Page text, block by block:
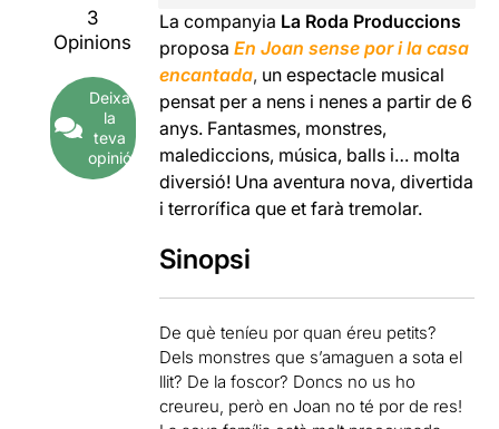
3
Opinions
Deixa
la
teva
opinió
La companyia La Roda Produccions
proposaEn Joan sense por i la casa
encantada, un espectacle musical
pensat per a nens i nenes a partir de 6
anys. Fantasmes, monstres,
malediccions, música, balls i… molta
diversió! Una aventura nova, divertida
i terrorífica que et farà tremolar.
Sinopsi
De què teníeu por quan éreu petits?
Dels monstres que s’amaguen a sota el
llit? De la foscor? Doncs no us ho
creureu, però en Joan no té por de res!